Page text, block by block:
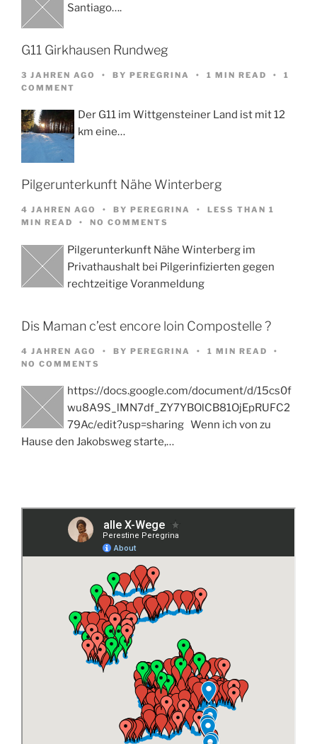
Santiago….
G11 Girkhausen Rundweg
3 JAHREN AGO BY PEREGRINA 1 MIN READ
1
COMMENT
Der G11 im Wittgensteiner Land ist mit 12
km eine…
Pilgerunterkunft Nähe Winterberg
4 JAHREN AGO BY PEREGRINA
LESS THAN 1
MIN READ
NO COMMENTS
Pilgerunterkunft Nähe Winterberg im
Privathaushalt bei Pilgerinfizierten gegen
rechtzeitige Voranmeldung
Dis Maman c’est encore loin Compostelle ?
4 JAHREN AGO BY PEREGRINA
1 MIN READ
NO COMMENTS
https://docs.google.com/document/d/15cs0f
wu8A9S_lMN7df_ZY7YBOlCB81OjEpRUFC2
79Ac/edit?usp=sharing Wenn ich von zu
Hause den Jakobsweg starte,…